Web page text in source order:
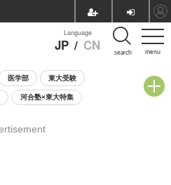
menu
Language
JP / CN search
医学部 東大受験
河合塾×東大特集
説明会・相談会